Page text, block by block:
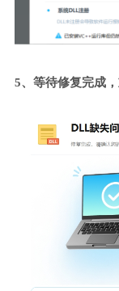
5、等待修复完成